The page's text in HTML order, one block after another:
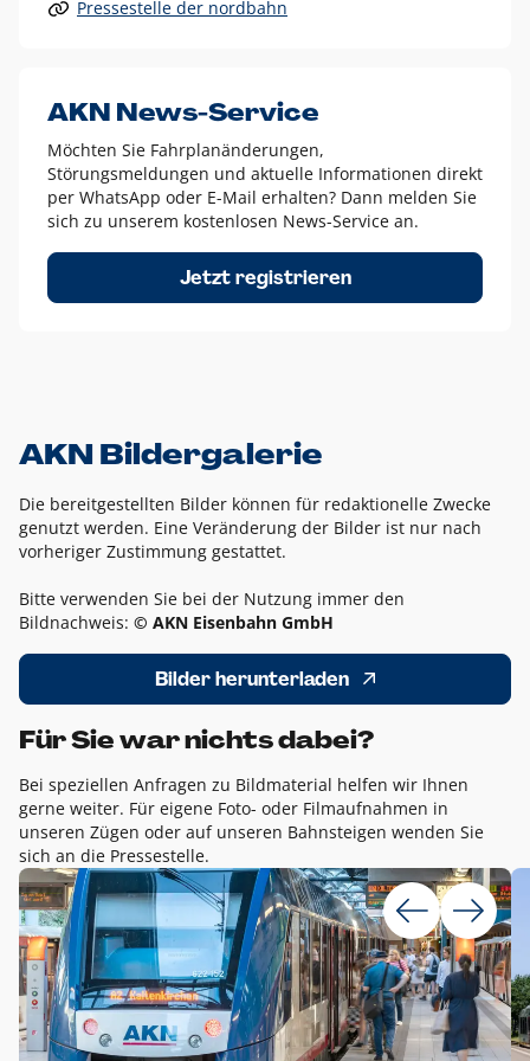
Alle anderen Logo-Varianten dürfen nur in Ausnahmefällen
Diese Ausnahmen sind zum Beispiel:
dem AKN Blau,
weißes Logo auf Fotohintergründen,
schwarzes Logo für reine Schwarz-Weiß-Umsetzungen
Um das Logo herum muss ein Schutzraum von jeweils einer
Höhe bzw. Breite des N aus AKN in alle Richtungen
Pressestelle der nordbahn
AKN News-Service
Möchten Sie Fahrplanänderungen,
Störungsmeldungen und aktuelle Informationen direkt
per WhatsApp oder E-Mail erhalten? Dann melden Sie
sich zu unserem kostenlosen News-Service an.
Jetzt registrieren
AKN Bildergalerie
Die bereitgestellten Bilder können für redaktionelle Zwecke
genutzt werden. Eine Veränderung der Bilder ist nur nach
vorheriger Zustimmung gestattet.
Bitte verwenden Sie bei der Nutzung immer den
Bildnachweis: © AKN Eisenbahn GmbH
Bilder herunterladen
Für Sie war nichts dabei?
Bei speziellen Anfragen zu Bildmaterial helfen wir Ihnen
gerne weiter. Für eigene Foto- oder Filmaufnahmen in
unseren Zügen oder auf unseren Bahnsteigen wenden Sie
sich an die Pressestelle.